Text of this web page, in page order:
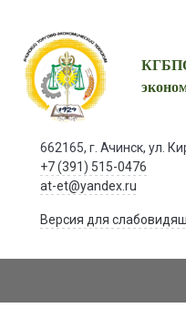
662165, г. Ачинск, ул.
+7 (391) 515-0476
at-et@yandex.ru
Версия для